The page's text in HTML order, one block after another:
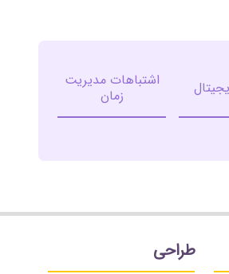
اشتباهات مدیریت
زمان
طراحی